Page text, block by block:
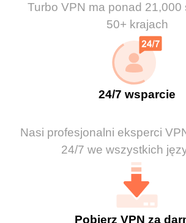
Turbo VPN ma ponad 21,000
50+ krajach
24/7 wsparcie
Nasi profesjonalni eksperci
24/7 we wszystkich
Pobierz VPN za